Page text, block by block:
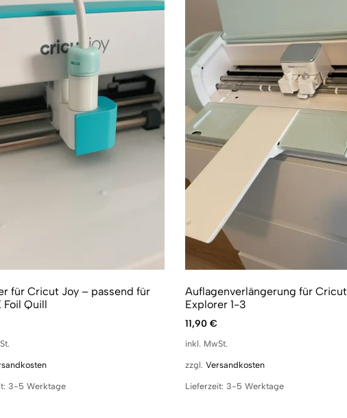
für Cricut Joy – passend für
Foil Quill
3-5 Werktage
Auflagenverlängerung für Cricut
Explorer 1-3
11,90 €
inkl. MwSt.
zzgl. Versandkosten
Lieferzeit: 3-5 Werktage